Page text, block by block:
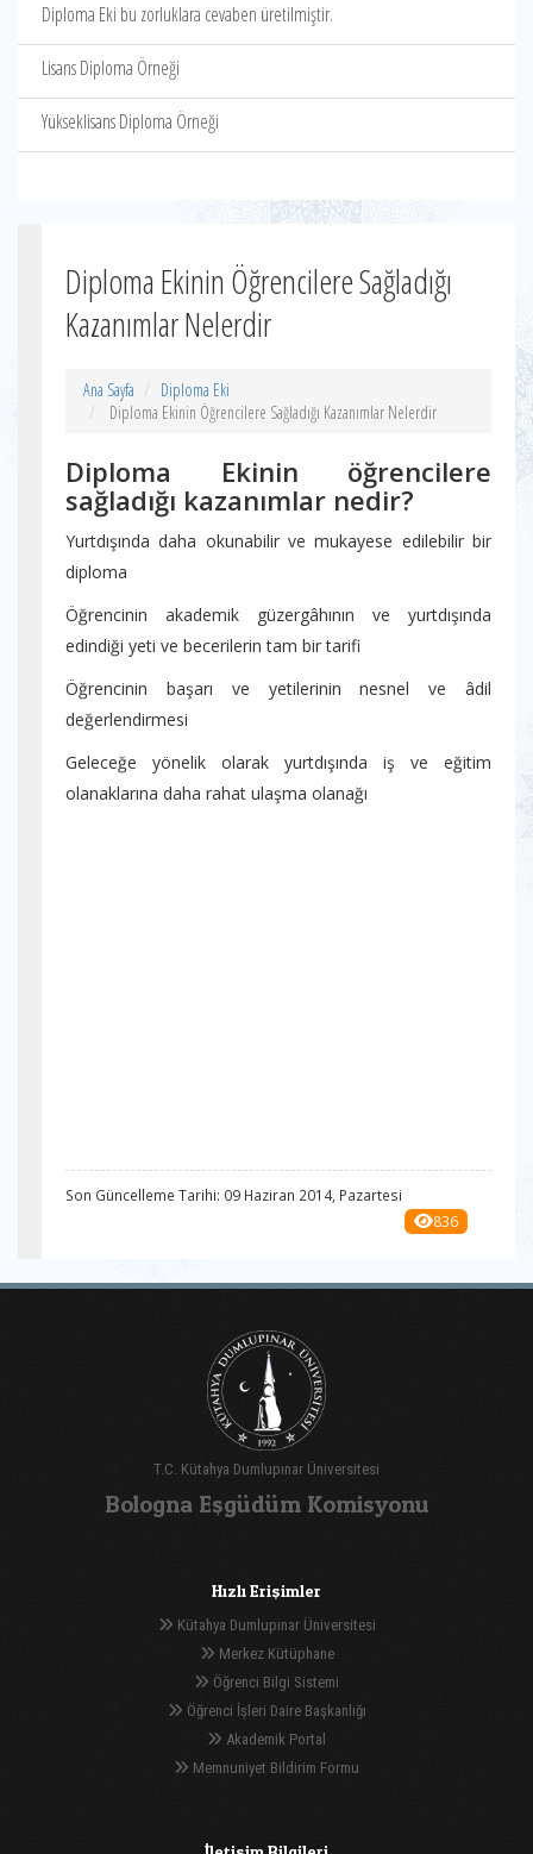
Diploma Eki bu zorluklara cevaben üretilmiştir.
Lisans Diploma Örneği
Yükseklisans Diploma Örneği
Diploma Ekinin Öğrencilere Sağladığı
Kazanımlar Nelerdir
Ana Sayfa
Diploma Eki
Diploma Ekinin Öğrencilere Sağladığı Kazanımlar Nelerdir
Diploma Ekinin öğrencilere
sağladığı kazanımlar nedir?
Yurtdışında daha okunabilir ve mukayese edilebilir bir
diploma
Öğrencinin akademik güzergâhının ve yurtdışında
edindiği yeti ve becerilerin tam bir tarifi
Öğrencinin başarı ve yetilerinin nesnel ve âdil
değerlendirmesi
Geleceğe yönelik olarak yurtdışında iş ve eğitim
olanaklarına daha rahat ulaşma olanağı
Son Güncelleme Tarihi: 09 Haziran 2014, Pazartesi
836
T.C. Kütahya Dumlupınar Üniversitesi
Bologna Eşgüdüm Komisyonu
Hızlı Erişimler
Kütahya Dumlupınar Üniversitesi
Merkez Kütüphane
Öğrenci Bilgi Sistemi
Öğrenci İşleri Daire Başkanlığı
Akademik Portal
Memnuniyet Bildirim Formu